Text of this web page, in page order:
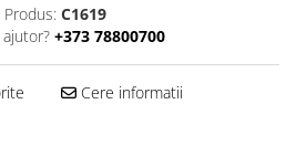
Produs: C1619
+373 78800700
Cere informatii